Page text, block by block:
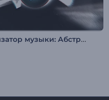
Визуализатор музыки: Абстрактный выброс